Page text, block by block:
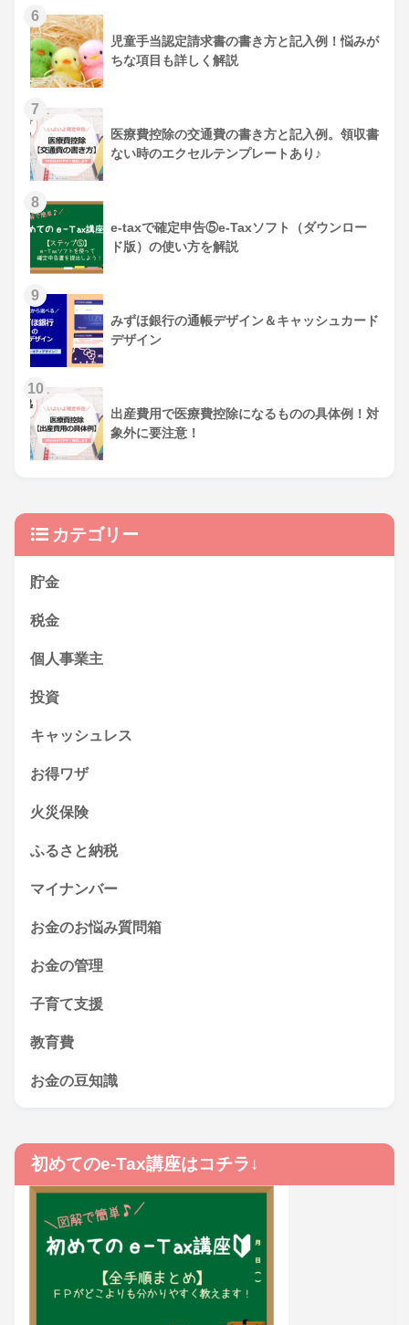
児童手当認定請求書の書き方と記入例！悩みが
ちな項目も詳しく解説
医療費控除の交通費の書き方と記入例。領収書
ない時のエクセルテンプレートあり♪
e-taxで確定申告⑤e-Taxソフト（ダウンロー
ド版）の使い方を解説
みずほ銀行の通帳デザイン＆キャッシュカード
デザイン
出産費用で医療費控除になるものの具体例！対
象外に要注意！
カテゴリー
貯金
税金
個人事業主
投資
キャッシュレス
お得ワザ
火災保険
ふるさと納税
マイナンバー
お金のお悩み質問箱
お金の管理
子育て支援
教育費
お金の豆知識
初めてのe-Tax講座はコチラ↓